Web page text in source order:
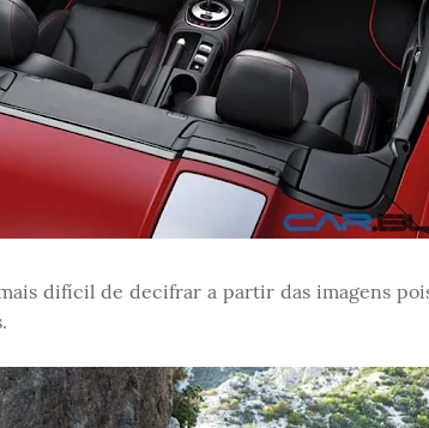
difícil de decifrar a partir das imagens